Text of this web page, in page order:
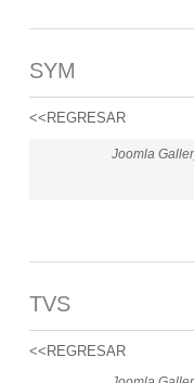
SYM
<<REGRESAR
Joomla
TVS
<<REGRESAR